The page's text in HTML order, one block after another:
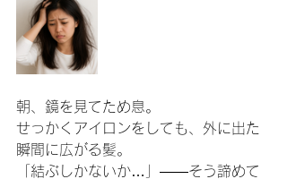
朝、鏡を見てため息。
せっかくアイロンをしても、外に出た
瞬間に広がる髪。
「結ぶしかないか…」——そう諦めて